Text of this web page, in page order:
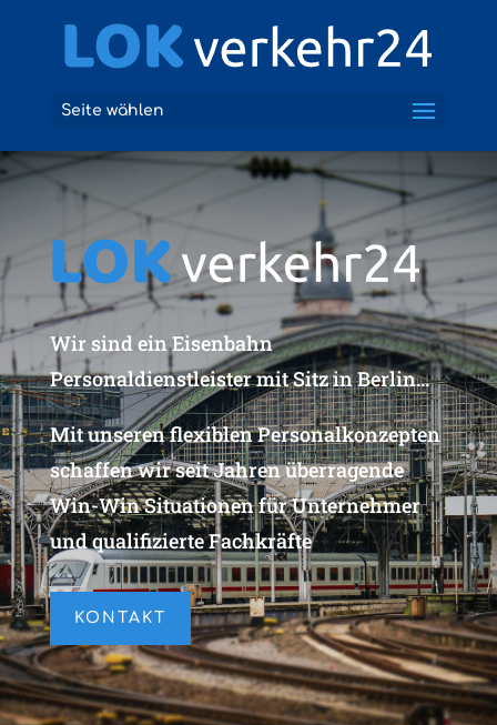
Seite wählen
Wir sind ein Eisenbahn
Personaldienstleister mit Sitz in Berlin...
Mit unseren flexiblen Personalkonzepten
schaffen wir seit Jahren überragende
Win-Win Situationen für Unternehmer
und qualifizierte Fachkräfte
KONTAKT